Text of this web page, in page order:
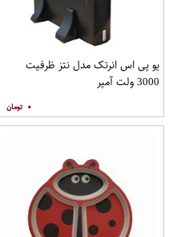
یو پی اس انرتک مدل نتز ظرفیت
3000 ولت آمپر
۰